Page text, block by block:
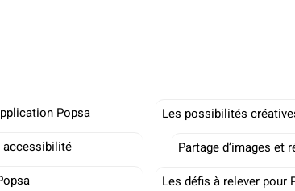
Popsa
accessibilité
Les possibilités
Partage d’images et
Les défis à relever pour